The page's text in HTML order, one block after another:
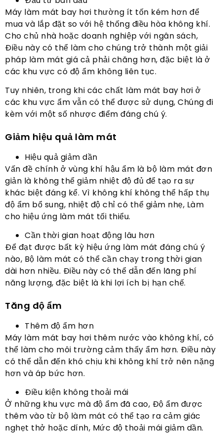
Máy làm mát bay hơi thường ít tốn kém hơn để
mua và lắp đặt so với hệ thống điều hòa không khí.
Cho chủ nhà hoặc doanh nghiệp với ngân sách,
Điều này có thể làm cho chúng trở thành một giải
pháp làm mát giá cả phải chăng hơn, đặc biệt là ở
các khu vực có độ ẩm không liên tục.
Tuy nhiên, trong khi các chất làm mát bay hơi ở
các khu vực ẩm vẫn có thể được sử dụng, Chúng đi
kèm với một số nhược điểm đáng chú ý.
Giảm hiệu quả làm mát
Hiệu quả giảm dần
Vấn đề chính ở vùng khí hậu ẩm là bộ làm mát đơn
giản là không thể giảm nhiệt độ đủ để tạo ra sự
khác biệt đáng kể. Vì không khí không thể hấp thụ
độ ẩm bổ sung, nhiệt độ chỉ có thể giảm nhẹ, Làm
cho hiệu ứng làm mát tối thiểu.
Cần thời gian hoạt động lâu hơn
Để đạt được bất kỳ hiệu ứng làm mát đáng chú ý
nào, Bộ làm mát có thể cần chạy trong thời gian
dài hơn nhiều. Điều này có thể dẫn đến lãng phí
năng lượng, đặc biệt là khi lợi ích bị hạn chế.
Tăng độ ẩm
Thêm độ ẩm hơn
Máy làm mát bay hơi thêm nước vào không khí, có
thể làm cho môi trường cảm thấy ẩm hơn. Điều này
có thể dẫn đến khó chịu khi không khí trở nên nặng
hơn và áp bức hơn.
Điều kiện không thoải mái
Ở những khu vực mà độ ẩm đã cao, Độ ẩm được
thêm vào từ bộ làm mát có thể tạo ra cảm giác
nghẹt thở hoặc dính, Mức độ thoải mái giảm dần.